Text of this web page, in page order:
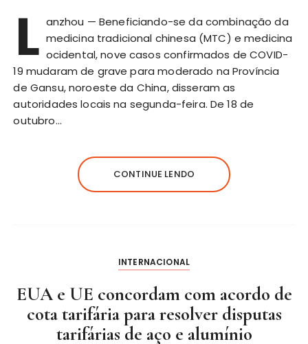
L anzhou — Beneficiando-se da combinação da
medicina tradicional chinesa (MTC) e medicina
ocidental, nove casos confirmados de COVID-
19 mudaram de grave para moderado na Província
de Gansu, noroeste da China, disseram as
autoridades locais na segunda-feira. De 18 de
outubro…
CONTINUE LENDO
INTERNACIONAL
EUA e UE concordam com acordo de
cota tarifária para resolver disputas
tarifárias de aço e alumínio